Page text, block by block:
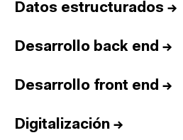
Datos estructurados →
Desarrollo back end →
Desarrollo front end →
Digitalización →